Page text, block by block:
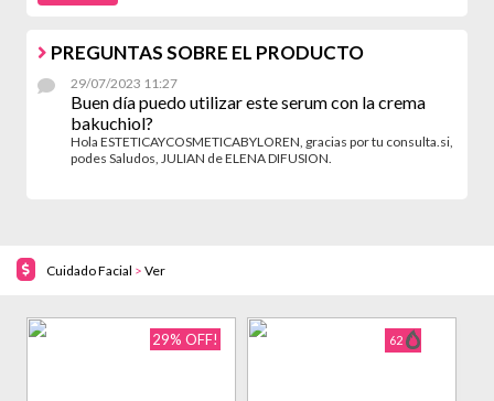
PREGUNTAS SOBRE EL PRODUCTO
29/07/2023 11:27
Buen día puedo utilizar este serum con la crema
bakuchiol?
Hola ESTETICAYCOSMETICABYLOREN, gracias por tu consulta.si,
podes Saludos, JULIAN de ELENA DIFUSION.
Cuidado Facial > Ver
29% OFF! 62